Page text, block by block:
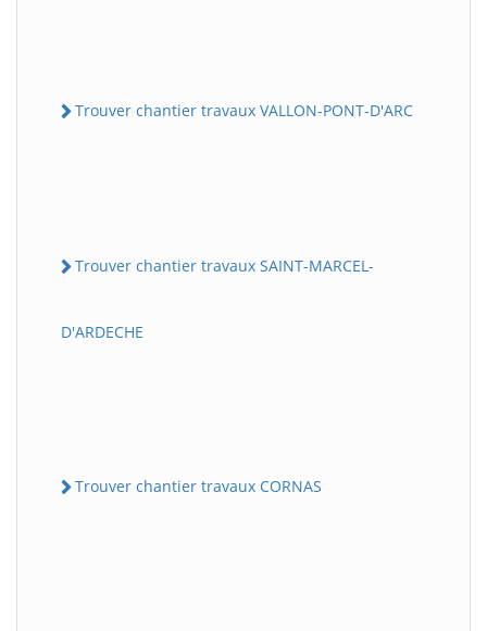
Trouver chantier travaux VALLON-PONT-D'ARC
Trouver chantier travaux SAINT-MARCEL-
D'ARDECHE
Trouver chantier travaux CORNAS